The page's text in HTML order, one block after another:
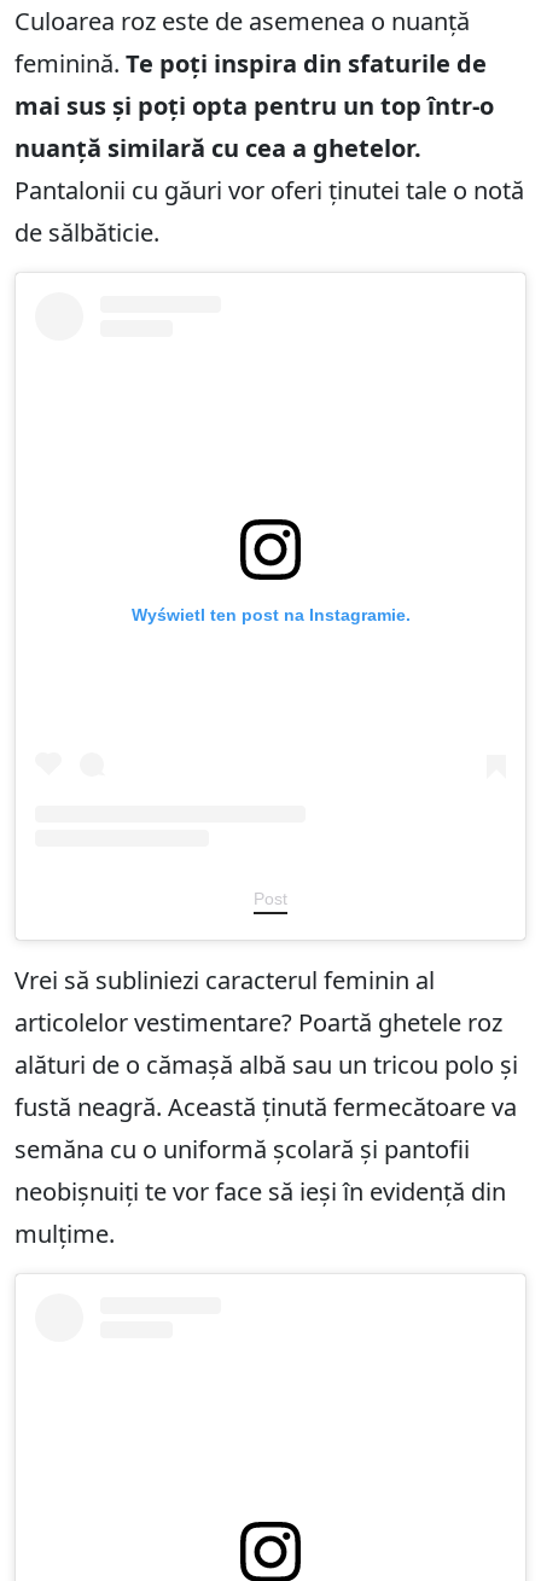
Culoarea roz este de asemenea o nuanță
feminină. Te poți inspira din sfaturile de
mai sus și poți opta pentru un top într-o
nuanță similară cu cea a ghetelor.
Pantalonii cu găuri vor oferi ținutei tale o notă
de sălbăticie.
Wyświetl ten post na Instagramie.
Post
Vrei să subliniezi caracterul feminin al
articolelor vestimentare? Poartă ghetele roz
alături de o cămașă albă sau un tricou polo și
fustă neagră. Această ținută fermecătoare va
semăna cu o uniformă școlară și pantofii
neobișnuiți te vor face să ieși în evidență din
mulțime.